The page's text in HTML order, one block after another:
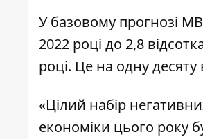
Убазовому прогнозі
2022 році до 2,8
році. Це на одну десяту
«Цілий набір
економіки цього року